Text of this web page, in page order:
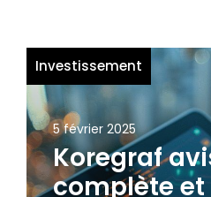
Investissement
5 février 2025
Koregraf
complète